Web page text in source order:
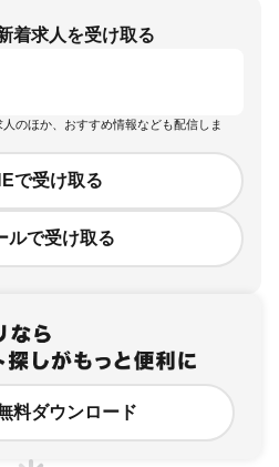
着求人を受け取る
人のほか、おすすめ情報なども配信しま
で受け取る
ルで受け取る
料ダウンロード